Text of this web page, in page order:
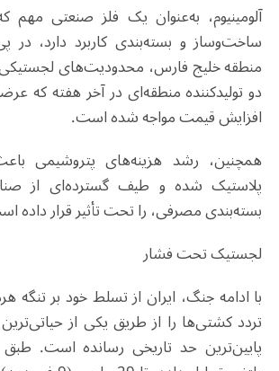
آلومینیوم، به‌عنوان یک فلز صنعتی مهم
ساخت‌وساز و بسته‌بندی کاربرد دارد، در
منطقه خلیج فارس، محدودیت‌های
دو تولیدکننده منطقه‌ای در آخر هفته که
افزایش قیمت مواجه شده است.
همچنین، رشد هزینه‌های پتروشیمی
پلاستیک شده و طیف گسترده‌ای از
بسته‌بندی مصرفی، را تحت تأثیر قرار داده
لجستیک تحت فشار
با ادامه جنگ، ایران از تسلط خود بر تنگه
تردد کشتی‌ها را از طریق یکی از
پایین‌ترین حد تاریخی رسانده است.